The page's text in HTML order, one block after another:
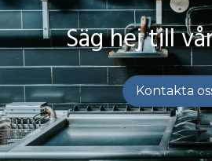
Säg hej till
Kontakta